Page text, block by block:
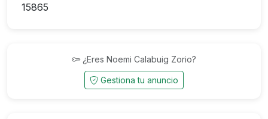
15865
¿Eres Noemi Calabuig Zorio?
Gestiona tu anuncio